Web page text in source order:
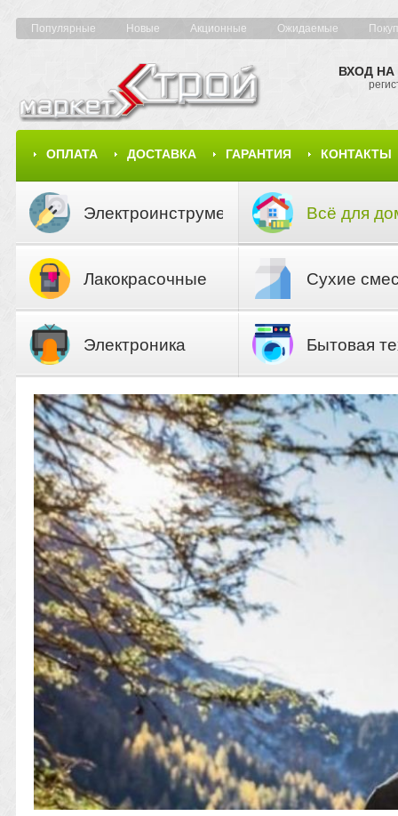
Популярные Новые Акционные Ожидаемые
ОПЛАТА ДОСТАВКА ГАРАНТИЯ КОНТАКТЫ
КАРТА САЙТА
ВХОД НА
Электроинструмент Всё для
Лакокрасочные
Сухие
Электроника Бытовая